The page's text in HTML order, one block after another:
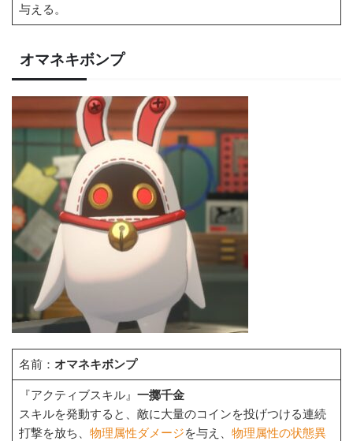
与える。
オマネキボンプ
名前： オマネキボンプ
『アクティブスキル』 一擲千金
スキルを発動すると、敵に大量のコインを投げつける連続
打撃を放ち、 物理属性ダメージを与え、 物理属性の状態異